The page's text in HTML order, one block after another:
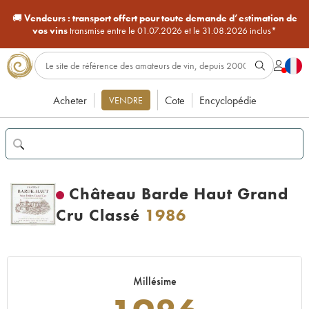
🚚Vendeurs : transport offert pour toute demande d’estimation de
vos vinstransmise entre le 01.07.2026 et le 31.08.2026 inclus*
Acheter VENDRE Cote Encyclopédie
Château Barde Haut Grand
Cru Classé 1986
Millésime